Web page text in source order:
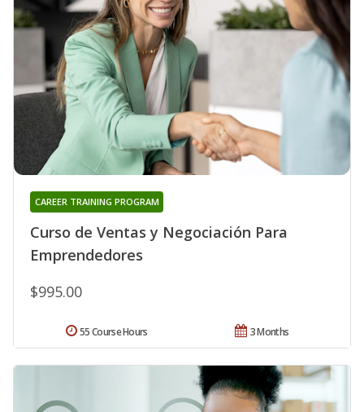
Curso de Ventas y Negociación Para
Emprendedores
CAREER TRAINING PROGRAM
$995.00
3 Months
55 Course Hours